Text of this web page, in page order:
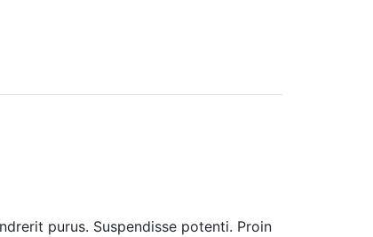
purus. Suspendisse potenti. Proin